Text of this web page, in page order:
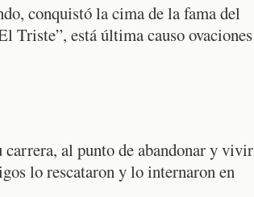
conquistó la cima de la fama del
Triste”, está última causo ovaciones
al punto de abandonar y vivir
lo rescataron y lo internaron en